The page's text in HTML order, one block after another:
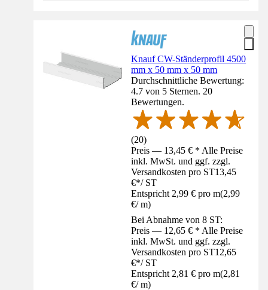
Knauf CW-Ständerprofil 4500
mm x 50 mm x 50 mm
Durchschnittliche Bewertung:
4.7 von 5 Sternen. 20
Bewertungen.
(20)
Preis — 13,45 € * Alle Preise
inkl. MwSt. und ggf. zzgl.
Versandkosten pro ST13,45
€*/ ST
Entspricht 2,99 € pro m(2,99
€/ m)
Bei Abnahme von 8 ST:
Preis — 12,65 € * Alle Preise
inkl. MwSt. und ggf. zzgl.
Versandkosten pro ST12,65
€*/ ST
Entspricht 2,81 € pro m(2,81
€/ m)